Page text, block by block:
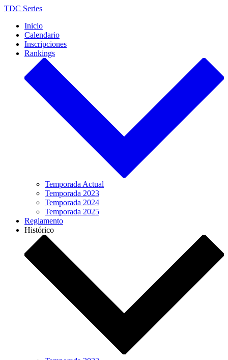
Saltar
contenido
TDC Series
Inicio
Calendario
Inscripciones
Rankings
Temporada Actual
Temporada 2023
Temporada 2024
Temporada 2025
Reglamento
Histórico